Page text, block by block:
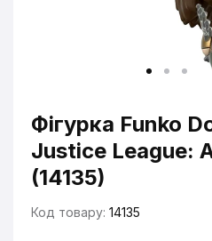
Фігурка Funko
Justice League:
(14135)
Код товару: 14135